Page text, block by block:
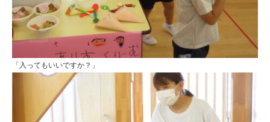
ま
し
た！
|
学
校
「入ってもいいですか？」